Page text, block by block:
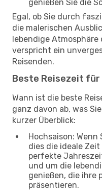
genießen Sie die
Egal, ob Sie durch
die malerischen
lebendige
verspricht ein
Reisenden.
Beste Reisezeit für
Wann ist die beste
ganz davon ab, was
kurzer Überblick:
Hochsaison:
dies die ideale
perfekte
und um die
genießen, die ihre
präsentieren.